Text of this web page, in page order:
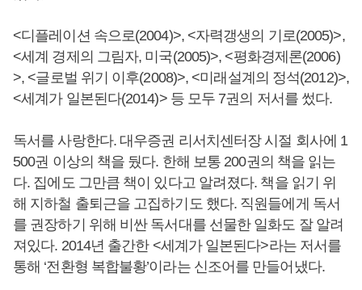
<디플레이션 속으로(2004)>, <자력갱생의 기로(2005)>,
<세계 경제의 그림자, 미국(2005)>, <평화경제론(2006)
>, <글로벌 위기 이후(2008)>, <미래설계의 정석(2012)>,
<세계가 일본된다(2014)> 등 모두 7권의 저서를 썼다.
독서를 사랑한다. 대우증권 리서치센터장 시절 회사에 1
500권 이상의 책을 뒀다. 한해 보통 200권의 책을 읽는
다. 집에도 그만큼 책이 있다고 알려졌다. 책을 읽기 위
해 지하철 출퇴근을 고집하기도 했다. 직원들에게 독서
를 권장하기 위해 비싼 독서대를 선물한 일화도 잘 알려
져있다. 2014년 출간한 <세계가 일본된다>라는 저서를
통해 ‘전환형 복합불황’이라는 신조어를 만들어냈다.